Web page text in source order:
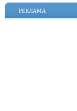
РЕКЛАМА